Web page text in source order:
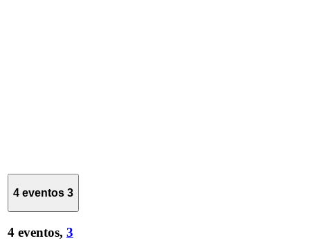
4 eventos 3
4 eventos, 3